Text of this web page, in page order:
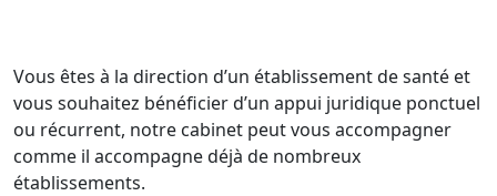
Vous êtes à la direction d’un établissement de santé et
vous souhaitez bénéficier d’un appui juridique ponctuel
ou récurrent, notre cabinet peut vous accompagner
comme il accompagne déjà de nombreux
établissements.